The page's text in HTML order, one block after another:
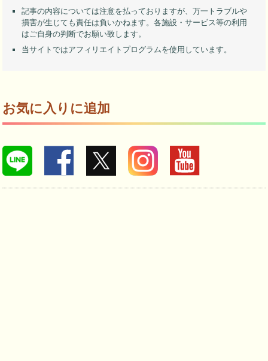
記事の内容については注意を払っておりますが、万一トラブルや
損害が生じても責任は負いかねます。各施設・サービス等の利用
はご自身の判断でお願い致します。
当サイトではアフィリエイトプログラムを使用しています。
お気に入りに追加